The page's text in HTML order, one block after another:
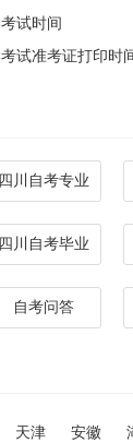
试时间
试准考证打印时
四川自考专业
四川自考毕业
自考问答
天津 安徽